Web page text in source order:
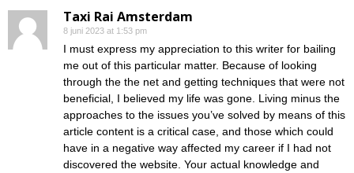
Taxi Rai Amsterdam
8 juni 2023 at 1:53 pm
I must express my appreciation to this writer for bailing
me out of this particular matter. Because of looking
through the the net and getting techniques that were not
beneficial, I believed my life was gone. Living minus the
approaches to the issues you’ve solved by means of this
article content is a critical case, and those which could
have in a negative way affected my career if I had not
discovered the website. Your actual knowledge and